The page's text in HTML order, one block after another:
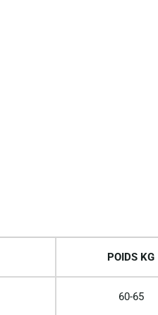
POIDS KG
60-65